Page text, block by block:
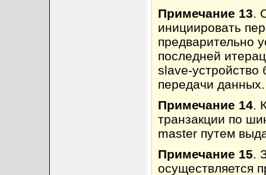
Примечание 13.
инициировать
предварительно
последней
slave-
передачи данных.
Примечание 14.
транзакции по
master путем
Примечание 15.
осуществляется